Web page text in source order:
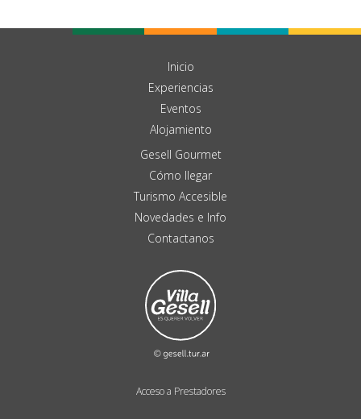
Acceso a Prestadores
Inicio
Experiencias
Eventos
Alojamiento
Gesell Gourmet
Cómo llegar
Turismo Accesible
Novedades e Info
Contactanos